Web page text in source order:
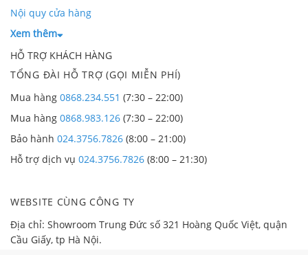
Nội quy cửa hàng
Xem thêm
HỖ TRỢ KHÁCH HÀNG
TỔNG ĐÀI HỖ TRỢ (GỌI MIỄN PHÍ)
Mua hàng 0868.234.551 (7:30 – 22:00)
Mua hàng 0868.983.126 (7:30 – 22:00)
Bảo hành 024.3756.7826 (8:00 – 21:00)
Hỗ trợ dịch vụ 024.3756.7826 (8:00 – 21:30)
WEBSITE CÙNG CÔNG TY
Địa chỉ: Showroom Trung Đức số 321 Hoàng Quốc Việt, quận
Cầu Giấy, tp Hà Nội.